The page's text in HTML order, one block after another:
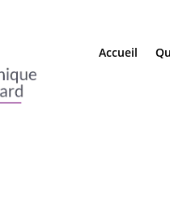
Accueil